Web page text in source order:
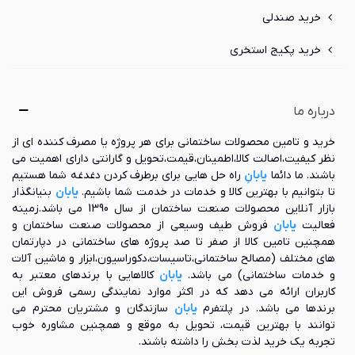
آرسام نیز در ارتباط باشد و واحد خدمات تهویه آرسام امکان بررسی
اختیار دارد.
پوینت
از داکت اسپلیت های ست پوینت، می توان در مکان های متفاوتی
بهره گرفت که در قسمت زیر به آن ها اشاره شده است:
منازل مسکونی
ساختمان‌های تجاری (سامانه‌های VRF، دفاتر کار، فروشگاه‌ها،
رستوران‌ها و هتل‌ها)
مراکز بهداشتی و درمانی (برای کنترل دما و ایجاد شرایط بهداشتی
بهینه)
مراکز صنعتی و تجاری (کارخانجات، انبارها، خطوط تولید، و ... برای
ایجاد شرایط بهینه محیط کار سالم)
بافت‌های تاریخی (به دلیل استفاده از لوله‌های کم قطر و
سیستم‌های کم حجم که به حفظ بافت سنتی بنا کمک می‌کند)
سوپرمارکت‌ها و هایپرمارکت‌ها (به دلیل امکان کنترل منطقه‌ای دما
و تولید برودت با توجه به میزان حساسیت کالاهای مختلف به دما)
خرید صندلی
خرید پکیج استخری
درباره ما
خرید و تامین محصولات ساختمانی برای هر پروژه یا مصرف کننده ای از
نظر کیفیت،اصالت کالا،اطمینان،قیمت،تحویل و گارانتی دارای اهمیت می
باشند. ما دائما یابانِ راه حل هایی برای برطرف کردن دغدغه شما هستیم
تا بتوانیم با بهترین کالا و خدمات در خدمت شما باشیم.یابان بنیانگذار
بازار آنلاین محصولات صنعت ساختمان از سال 1390 می باشد.زمینه
فعالیتیابان فروش طیف وسیعی از محصولات صنعت ساختمان و
همچنین تامین کالا از صفر تا صد پروژه های ساختمانی در دپارتمان
های مختلف (مصالح ساختمانی،تاسیسات،دکوراسیون،ابزار و ماشین آلات
و خدمات ساختمانی) می باشد.یابان کالاهایی با برندهای معتبر به
کاربران ارائه می دهد که در اکثر موارد نمایندگی رسمی فروش این
برندها می باشد. در پلتفرمیابان سازندگان و مشتریان محترم می
توانند با بهترین قیمت، تحویل به موقع و همچنین مشاوره خوب
تجربه یک خرید لذت بخش را داشته باشند.